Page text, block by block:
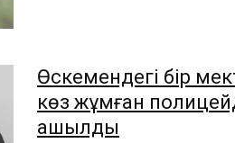
Өскемендегі бір
көз жұмған
ашылды